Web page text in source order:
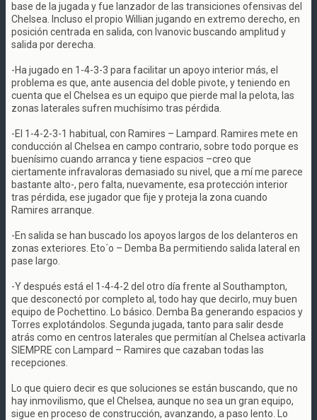
base de la jugada y fue lanzador de las transiciones ofensivas del
Chelsea. Incluso el propio Willian jugando en extremo derecho, en
posición centrada en salida, con Ivanovic buscando amplitud y
salida por derecha.
-Ha jugado en 1-4-3-3 para facilitar un apoyo interior más, el
problema es que, ante ausencia del doble pivote, y teniendo en
cuenta que el Chelsea es un equipo que pierde mal la pelota, las
zonas laterales sufren muchísimo tras pérdida.
-El 1-4-2-3-1 habitual, con Ramires – Lampard. Ramires mete en
conducción al Chelsea en campo contrario, sobre todo porque es
buenísimo cuando arranca y tiene espacios –creo que
ciertamente infravaloras demasiado su nivel, que a mí me parece
bastante alto-, pero falta, nuevamente, esa protección interior
tras pérdida, ese jugador que fije y proteja la zona cuando
Ramires arranque.
-En salida se han buscado los apoyos largos de los delanteros en
zonas exteriores. Eto´o – Demba Ba permitiendo salida lateral en
pase largo.
-Y después está el 1-4-4-2 del otro día frente al Southampton,
que desconectó por completo al, todo hay que decirlo, muy buen
equipo de Pochettino. Lo básico. Demba Ba generando espacios y
Torres explotándolos. Segunda jugada, tanto para salir desde
atrás como en centros laterales que permitían al Chelsea activarla
SIEMPRE con Lampard – Ramires que cazaban todas las
recepciones.
Lo que quiero decir es que soluciones se están buscando, que no
hay inmovilismo, que el Chelsea, aunque no sea un gran equipo,
sigue en proceso de construcción, avanzando, a paso lento. Lo